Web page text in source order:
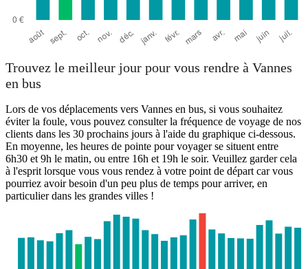
Trouvez le meilleur jour pour vous rendre à Vannes
en bus
Lors de vos déplacements vers Vannes en bus, si vous souhaitez
éviter la foule, vous pouvez consulter la fréquence de voyage de nos
clients dans les 30 prochains jours à l'aide du graphique ci-dessous.
En moyenne, les heures de pointe pour voyager se situent entre
6h30 et 9h le matin, ou entre 16h et 19h le soir. Veuillez garder cela
à l'esprit lorsque vous vous rendez à votre point de départ car vous
pourriez avoir besoin d'un peu plus de temps pour arriver, en
particulier dans les grandes villes !